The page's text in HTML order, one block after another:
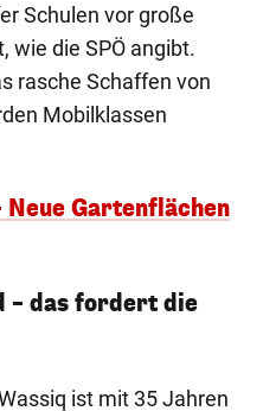
Schulen vor große
wie die SPÖ angibt.
rasche Schaffen von
Mobilklassen
Gartenflächen
– das fordert die
ist mit 35 Jahren